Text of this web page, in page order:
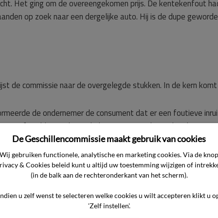
Het ging om de overeengekomen prijs. De kentekenfout
op zoek naar een dergelijke auto. Hij is de dupe
de commissie naar de overgelegde stukken. In de kern
de ondernemer de consument dat er een foutieve
De feitelijke inruilwaarde lag € 2.150, – lager dan de
tegemoet met een lagere inruilwaarde van € 1.500, -,
gesloten waarop de juiste inruilprijs stond
vervangen. De nieuwe overeenkomst is volledig
De Geschillencommissie maakt gebruik van cookies
Wij gebruiken functionele, analytische en marketing cookies. Via de knop
& Cookies beleid kunt u altijd uw toestemming wijzigen of
(in de balk aan de rechteronderkant van het scherm).
u zelf wenst te selecteren welke cookies u wilt accepteren klikt u
'Zelf instellen'.